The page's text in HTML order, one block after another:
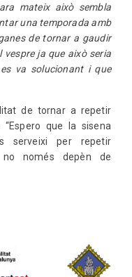
mateix això sembla
una temporada amb
de tornar a gaudir
ja que això seria
va solucionant i que
de tornar a repetir
“Espero que la sisena
serveixi per repetir
no només depèn de